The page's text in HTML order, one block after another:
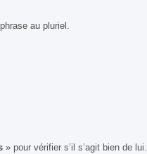
au pluriel.
» pour vérifier s’il s’agit bien de lui.